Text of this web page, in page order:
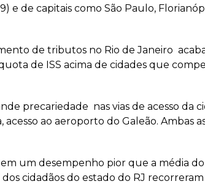
e de capitais como São Paulo,
de tributos no Rio de Janeiro
de ISS acima de cidades que
precariedade nas vias de acesso da
ao aeroporto do Galeão. Ambas
um desempenho pior que a média do
cidadãos do estado do RJ